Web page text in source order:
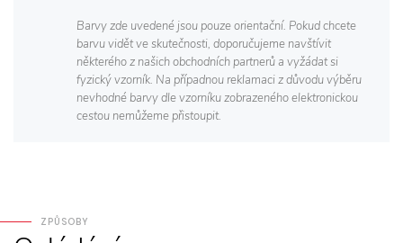
Barvy zde uvedené jsou pouze orientační. Pokud chcete
barvu vidět ve skutečnosti, doporučujeme navštívit
některého z našich obchodních partnerů a vyžádat si
fyzický vzorník. Na případnou reklamaci z důvodu výběru
nevhodné barvy dle vzorníku zobrazeného elektronickou
cestou nemůžeme přistoupit.
ZPŮSOBY